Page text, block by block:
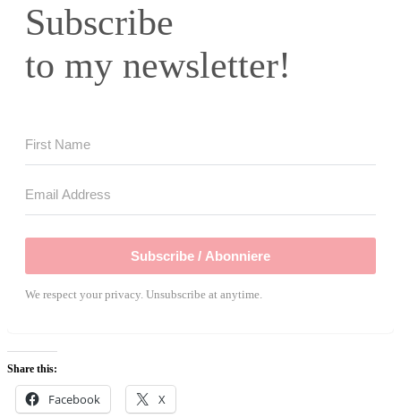
Subscribe
to my newsletter!
Subscribe / Abonniere
We respect your privacy. Unsubscribe at anytime.
Share this:
Facebook X